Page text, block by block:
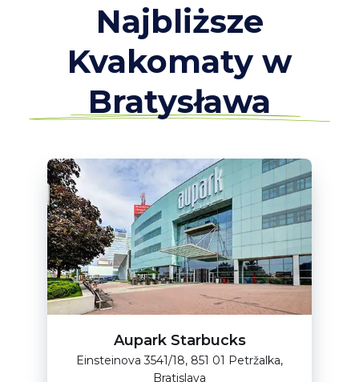
Najbliższe
Kvakomaty w
Bratysława
Aupark Starbucks
Einsteinova 3541/18, 851 01 Petržalka,
Bratislava